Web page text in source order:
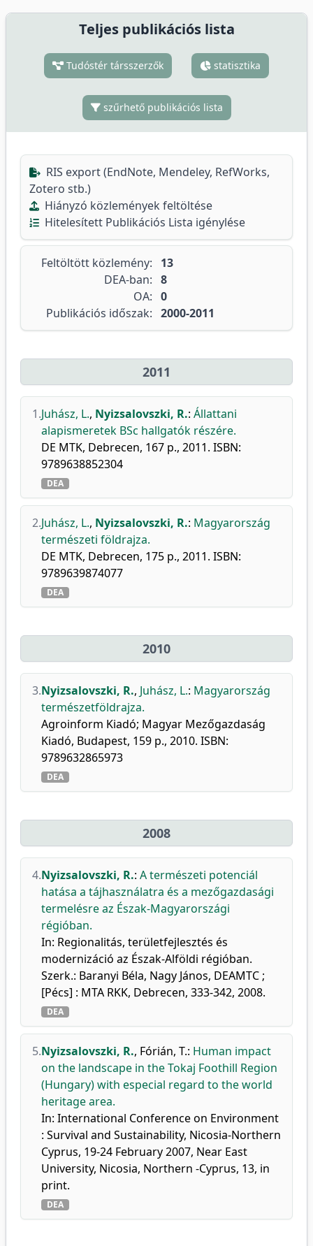
Teljes publikációs lista
Tudóstér társszerzők statisztika
szűrhető publikációs lista
RIS export (EndNote, Mendeley, RefWorks,
Zotero stb.)
Hiányzó közlemények feltöltése
Hitelesített Publikációs Lista igénylése
Feltöltött közlemény:
13
DEA-ban: 8
OA: 0
Publikációs időszak: 2000-2011
2011
1.Juhász, L., Nyizsalovszki, R.: Állattani
alapismeretek BSc hallgatók részére.
DE MTK, Debrecen, 167 p., 2011. ISBN:
9789638852304
DEA
2.Juhász, L., Nyizsalovszki, R.: Magyarország
természeti földrajza.
DE MTK, Debrecen, 175 p., 2011. ISBN:
9789639874077
DEA
2010
3.Nyizsalovszki, R., Juhász, L.: Magyarország
természetföldrajza.
Agroinform Kiadó; Magyar Mezőgazdaság
Kiadó, Budapest, 159 p., 2010. ISBN:
9789632865973
DEA
2008
4.Nyizsalovszki, R.: A természeti potenciál
hatása a tájhasználatra és a mezőgazdasági
termelésre az Észak-Magyarországi
régióban.
In: Regionalitás, területfejlesztés és
modernizáció az Észak-Alföldi régióban.
Szerk.: Baranyi Béla, Nagy János, DEAMTC ;
[Pécs] : MTA RKK, Debrecen, 333-342, 2008.
DEA
5.Nyizsalovszki, R., Fórián, T.: Human impact
on the landscape in the Tokaj Foothill Region
(Hungary) with especial regard to the world
heritage area.
In: International Conference on Environment
: Survival and Sustainability, Nicosia-Northern
Cyprus, 19-24 February 2007, Near East
University, Nicosia, Northern -Cyprus, 13, in
print.
DEA